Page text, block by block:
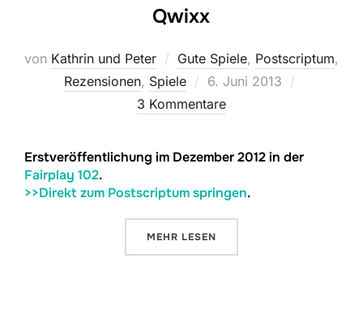
Qwixx
von Kathrin und Peter Gute Spiele, Postscriptum,
Rezensionen, Spiele
Veröffentlicht
am
6. Juni 2013
3 Kommentare
Erstveröffentlichung im Dezember 2012 in der
Fairplay 102.
>>Direkt zum Postscriptum springen.
MEHR ÜBER „QWIXX“
LESEN